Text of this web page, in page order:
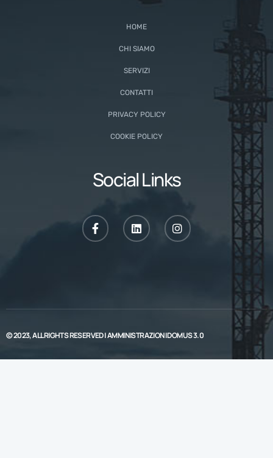
HOME
CHI SIAMO
SERVIZI
CONTATTI
PRIVACY POLICY
COOKIE POLICY
Social Links
© 2023, ALL RIGHTS RESERVED |AMMINISTRAZIONI DOMUS 3.0